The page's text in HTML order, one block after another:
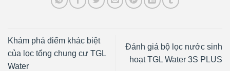
Khám phá điểm khác biệt
của lọc tổng chung cư TGL
Water
Đánh giá bộ lọc nước sinh
hoạt TGL Water 3S PLUS